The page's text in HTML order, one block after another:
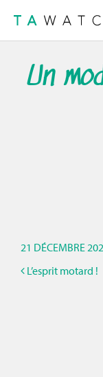
Un
21 DÉCEMBRE
L’esprit motard !